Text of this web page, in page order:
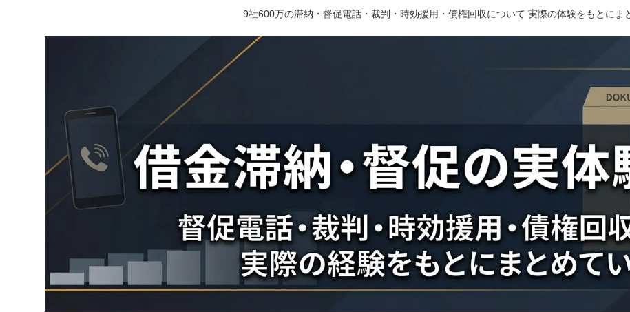
9社600万の滞納・督促電話・裁判・時効援用・債権回収について 実際の体験をもとにま